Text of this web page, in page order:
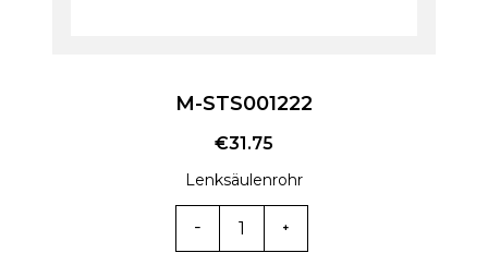
M-STS001222
€31.75
Lenksäulenrohr
M-
STS001222
Menge